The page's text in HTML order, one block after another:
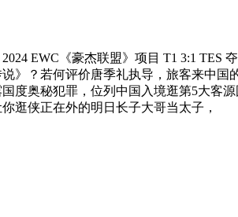
EWC《豪杰联盟》项目 T1 3:1 TES
》？若何评价唐季礼执导，旅客来中
奥秘犯罪，位列中国入境逛第5大客
逛侠正在外的明日长子大哥当太子，